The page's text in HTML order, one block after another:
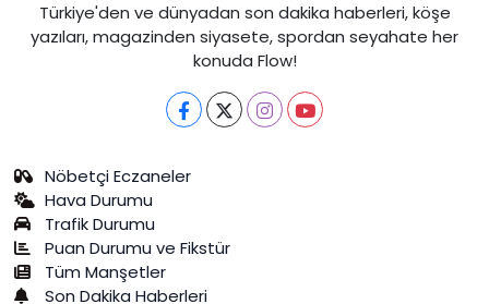
Türkiye'den ve dünyadan son dakika haberleri, köşe
yazıları, magazinden siyasete, spordan seyahate her
konuda Flow!
Nöbetçi Eczaneler
Hava Durumu
Trafik Durumu
Puan Durumu ve Fikstür
Tüm Manşetler
Son Dakika Haberleri